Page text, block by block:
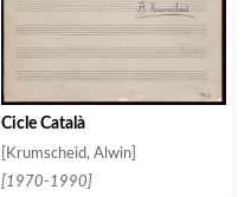
Cicle Català
[Krumscheid, Alwin]
[1970-1990]